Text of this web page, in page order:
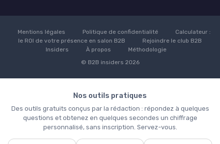
Mentions légales Politique de confidentialité
Calculateur :
le ROI de votre présence en salon B2B
Rejoindre le club B2B
Insiders
À propos
Méthodologie
© B2B insiders 2026
Nos outils pratiques
Des outils gratuits conçus par la rédaction : répondez à quelques
questions et obtenez en quelques secondes un chiffrage
personnalisé, sans inscription. Servez-vous.